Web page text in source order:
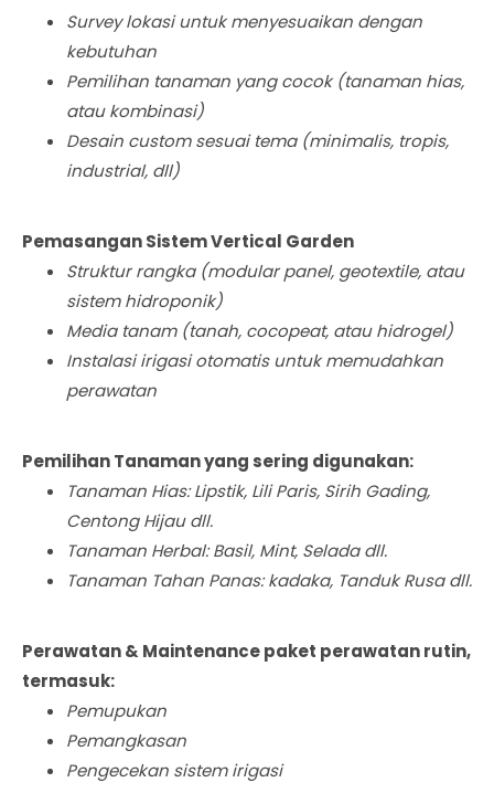
Survey lokasi untuk menyesuaikan dengan
kebutuhan
Pemilihan tanaman yang cocok (tanaman hias,
atau kombinasi)
Desain custom sesuai tema (minimalis, tropis,
industrial, dll)
Pemasangan Sistem Vertical Garden
Struktur rangka (modular panel, geotextile, atau
sistem hidroponik)
Media tanam (tanah, cocopeat, atau hidrogel)
Instalasi irigasi otomatis untuk memudahkan
perawatan
Pemilihan Tanaman yang sering digunakan:
Tanaman Hias: Lipstik, Lili Paris, Sirih Gading,
Centong Hijau dll.
Tanaman Herbal: Basil, Mint, Selada dll.
Tanaman Tahan Panas: kadaka, Tanduk Rusa dll.
Perawatan & Maintenance paket perawatan rutin,
termasuk:
Pemupukan
Pemangkasan
Pengecekan sistem irigasi